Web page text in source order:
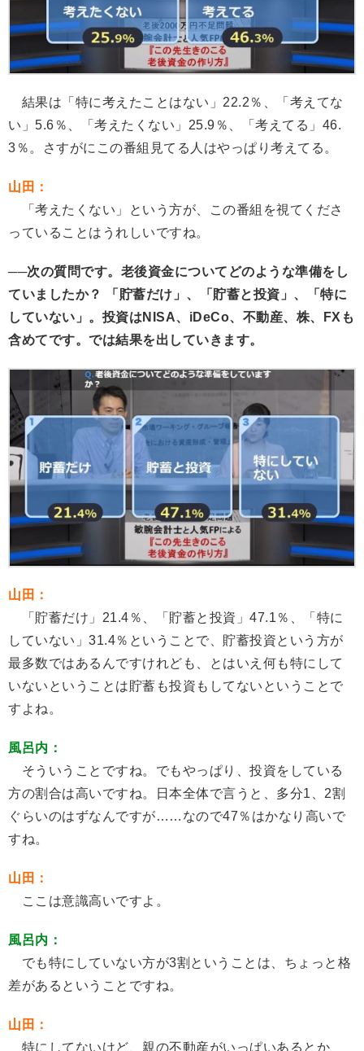
結果は「特に考えたことはない」22.2％、「考えてな
い」5.6％、「考えたくない」25.9％、「考えてる」46.
3％。さすがにこの番組見てる人はやっぱり考えてる。
山田：
「考えたくない」という方が、この番組を視てくださ
っていることはうれしいですね。
──次の質問です。老後資金についてどのような準備をし
ていましたか？ 「貯蓄だけ」、「貯蓄と投資」、「特に
していない」。投資はNISA、iDeCo、不動産、株、FXも
含めてです。 では結果を出していきます。
山田：
「貯蓄だけ」21.4％、「貯蓄と投資」47.1％、「特に
していない」31.4％ということで、貯蓄投資という方が
最多数ではあるんですけれども、とはいえ何も特にして
いないということは貯蓄も投資もしてないということで
すよね。
風呂内：
そういうことですね。でもやっぱり、投資をしている
方の割合は高いですね。日本全体で言うと、多分1、2割
ぐらいのはずなんですが……なので47％はかなり高いで
すね。
山田：
ここは意識高いですよ。
風呂内：
でも特にしていない方が3割ということは、ちょっと格
差があるということですね。
山田：
特にしてないけど、親の不動産がいっぱいあるとか、